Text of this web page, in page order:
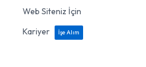
Web Siteniz İçin
Kariyer
İşe Alım